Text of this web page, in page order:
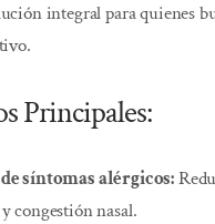
integral para quienes
Principales:
síntomas alérgicos:
congestión nasal.